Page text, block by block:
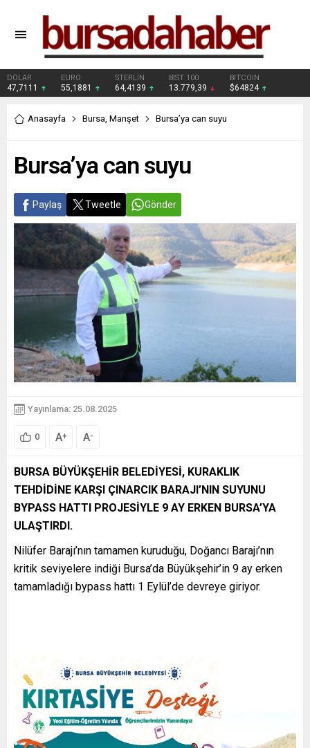
DOLAR
47,7111
EURO
55,1881
STERLİN
64,4139
BIST 100
13.779,39
BITCOIN
$64824
Anasayfa Bursa, Manşet Bursa’ya can suyu
Bursa’ya can suyu
Paylaş Tweetle Gönder
Yayınlama: 25.08.2025
0 A+ A-
BURSA BÜYÜKŞEHİR BELEDİYESİ, KURAKLIK
TEHDİDİNE KARŞI ÇINARCIK BARAJI’NIN SUYUNU
BYPASS HATTI PROJESİYLE 9 AY ERKEN BURSA’YA
ULAŞTIRDI.
Nilüfer Barajı’nın tamamen kuruduğu, Doğancı Barajı’nın
kritik seviyelere indiği Bursa’da Büyükşehir’in 9 ay erken
tamamladığı bypass hattı 1 Eylül’de devreye giriyor.